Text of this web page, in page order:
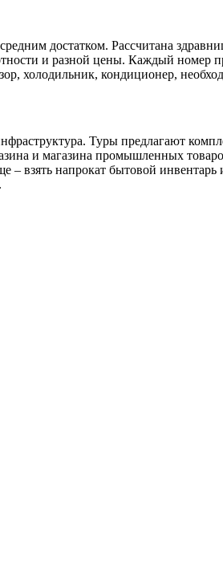
достатком. Рассчитана
и разной цены. Каждый номер
холодильник, кондиционер,
Туры предлагают
и магазина промышленных
– взять напрокат бытовой